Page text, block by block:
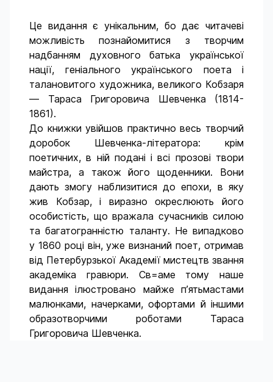
Це видання є унікальним, бо дає читачеві
можливість познайомитися з творчим
надбанням духовного батька української
нації, геніального українського поета і
талановитого художника, великого Кобзаря
— Тараса Григоровича Шевченка (1814-
1861).
До книжки увійшов практично весь творчий
доробок Шевченка-літератора: крім
поетичних, в ній подані і всі прозові твори
майстра, а також його щоденники. Вони
дають змогу наблизитися до епохи, в яку
жив Кобзар, і виразно окреслюють його
особистість, що вражала сучасників силою
та багатогранністю таланту. Не випадково
у 1860 році він, уже визнаний поет, отримав
від Петербурзької Академії мистецтв звання
академіка гравюри. Св=аме тому наше
видання ілюстровано майже п’ятьмастами
малюнками, начерками, офортами й іншими
образотворчими роботами Тараса
Григоровича Шевченка.